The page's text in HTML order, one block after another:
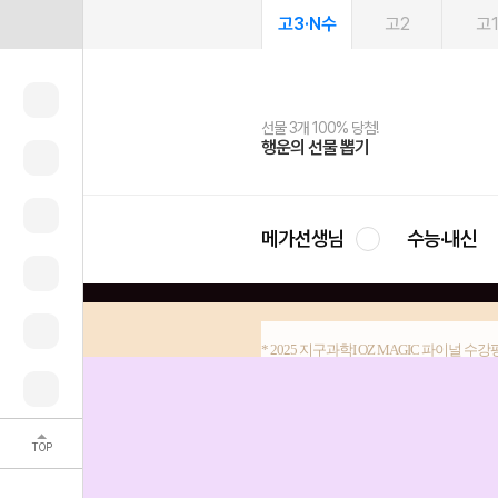
TOP
고3·N수 고2 고1
선물 3개 100% 당첨!
행운의 선물 뽑기
선물 100% 증정!
메가스터디 X 올리브
여름방학 스터디 캐시백
메가런 썸머스쿨
2027 러셀 단과
강사 공개선발
스마트러닝앱
설문 EVENT
메가패스
3일 무료 체험권
메가패스 수강생 무료혜택!
메가클럽 멤버십
사회공헌 캠페인
희망이룸 메가나눔
메가선생님 수능·내신
* 2025 지구과학I OZ MAGIC 파이널 수강